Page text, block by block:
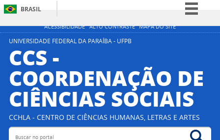
ACESSIBILIDADE ALTO CONTRASTE MAPA DO SITE
BRASIL
Simplifique!
Acesso à informação
Legislação
Canais
UNIVERSIDADE FEDERAL DA PARAÍBA - UFPB
CCS -
COORDENAÇÃO DE
CIÊNCIAS SOCIAIS
CCHLA - CENTRO DE CIÊNCIAS HUMANAS, LETRAS E ARTES
Buscar no portal